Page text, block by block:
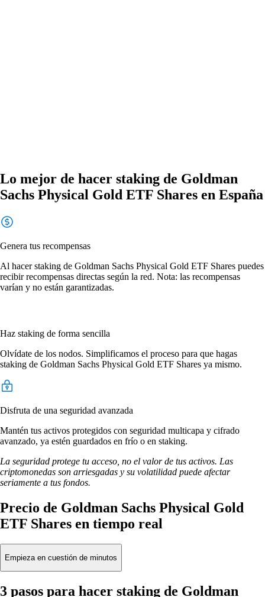
Lo mejor de hacer staking de Goldman
Sachs Physical Gold ETF Shares en España
Genera tus recompensas
Al hacer staking de Goldman Sachs Physical Gold ETF Shares puedes
recibir recompensas directas según la red. Nota: las recompensas
varían y no están garantizadas.
Haz staking de forma sencilla
Olvídate de los nodos. Simplificamos el proceso para que hagas
staking de Goldman Sachs Physical Gold ETF Shares ya mismo.
Disfruta de una seguridad avanzada
Mantén tus activos protegidos con seguridad multicapa y cifrado
avanzado, ya estén guardados en frío o en staking.
La seguridad protege tu acceso, no el valor de tus activos. Las
criptomonedas son arriesgadas y su volatilidad puede afectar
seriamente a tus fondos.
Precio de Goldman Sachs Physical Gold
ETF Shares en tiempo real
Empieza en cuestión de minutos
3 pasos para hacer staking de Goldman